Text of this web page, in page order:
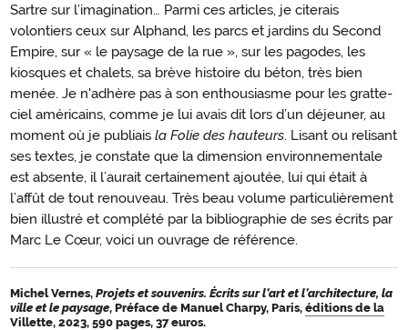
Sartre sur l’imagination… Parmi ces articles, je citerais
volontiers ceux sur Alphand, les parcs et jardins du Second
Empire, sur « le paysage de la rue », sur les pagodes, les
kiosques et chalets, sa brève histoire du béton, très bien
menée. Je n'adhère pas à son enthousiasme pour les gratte-
ciel américains, comme je lui avais dit lors d’un déjeuner, au
moment où je publiais la Folie des hauteurs. Lisant ou relisant
ses textes, je constate que la dimension environnementale
est absente, il l’aurait certainement ajoutée, lui qui était à
l’affût de tout renouveau. Très beau volume particulièrement
bien illustré et complété par la bibliographie de ses écrits par
Marc Le Cœur, voici un ouvrage de référence.
Michel Vernes, Projets et souvenirs. Écrits sur l’art et l’architecture, la
ville et le paysage, Préface de Manuel Charpy, Paris, éditions de la
Villette, 2023, 590 pages, 37 euros.